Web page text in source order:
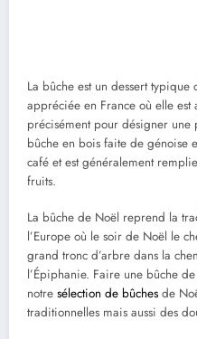
La bûche est un dessert typique
appréciée en France où elle
précisément pour désigner une
bûche en bois faite de génoise
café et est généralement
fruits.
La bûche de Noël reprend la
l’Europe où le soir de Noël le
grand tronc d’arbre dans la
l’Épiphanie. Faire une bûche
notre sélection de bûches de
traditionnelles mais aussi des